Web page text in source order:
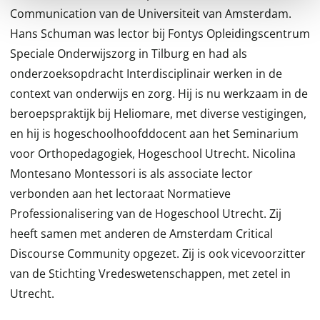
Communication van de Universiteit van Amsterdam.
Hans Schuman was lector bij Fontys Opleidingscentrum
Speciale Onderwijszorg in Tilburg en had als
onderzoeksopdracht Interdisciplinair werken in de
context van onderwijs en zorg. Hij is nu werkzaam in de
beroepspraktijk bij Heliomare, met diverse vestigingen,
en hij is hogeschoolhoofddocent aan het Seminarium
voor Orthopedagogiek, Hogeschool Utrecht. Nicolina
Montesano Montessori is als associate lector
verbonden aan het lectoraat Normatieve
Professionalisering van de Hogeschool Utrecht. Zij
heeft samen met anderen de Amsterdam Critical
Discourse Community opgezet. Zij is ook vicevoorzitter
van de Stichting Vredeswetenschappen, met zetel in
Utrecht.